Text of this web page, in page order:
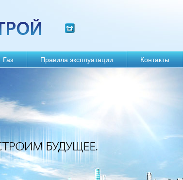
Газ Правила эксплуатации Контакты